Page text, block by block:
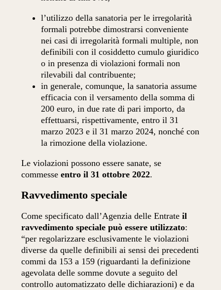
l’utilizzo della sanatoria per le irregolarità
formali potrebbe dimostrarsi conveniente
nei casi di irregolarità formali multiple, non
definibili con il cosiddetto cumulo giuridico
o in presenza di violazioni formali non
rilevabili dal contribuente;
in generale, comunque, la sanatoria assume
efficacia con il versamento della somma di
200 euro, in due rate di pari importo, da
effettuarsi, rispettivamente, entro il 31
marzo 2023 e il 31 marzo 2024, nonché con
la rimozione della violazione.
Le violazioni possono essere sanate, se
commesseentro il 31 ottobre 2022.
Ravvedimento speciale
Come specificato dall’Agenzia delle Entrateil
ravvedimento speciale può essere utilizzato:
“per regolarizzare esclusivamente le violazioni
diverse da quelle definibili ai sensi dei precedenti
commi da 153 a 159 (riguardanti la definizione
agevolata delle somme dovute a seguito del
controllo automatizzato delle dichiarazioni) e da